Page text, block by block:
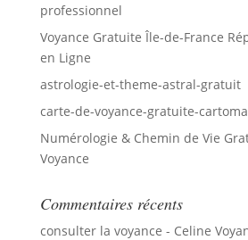
professionnel
Voyance Gratuite Île-de-France
en Ligne
astrologie-et-theme-astral-gratuit
carte-de-voyance-gratuite-
Numérologie & Chemin de Vie
Voyance
Commentaires récents
consulter la voyance - Celine